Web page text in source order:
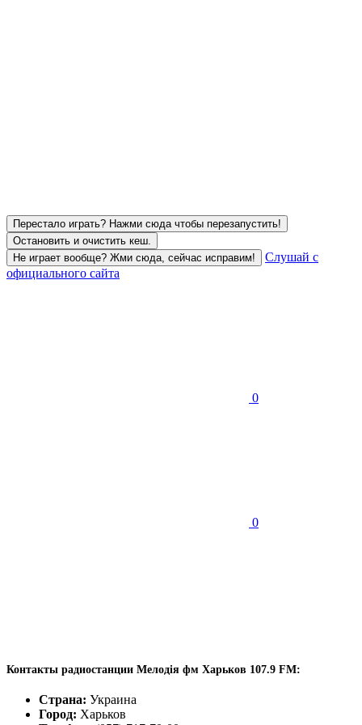
Перестало играть? Нажми сюда чтобы перезапустить!
Остановить и очистить кеш.
Не играет вообще? Жми сюда, сейчас исправим!
Слушай с
официального сайта
0
0
Контакты радиостанции Мелодія фм Харьков 107.9 FM:
Страна: Украина
Город: Харьков